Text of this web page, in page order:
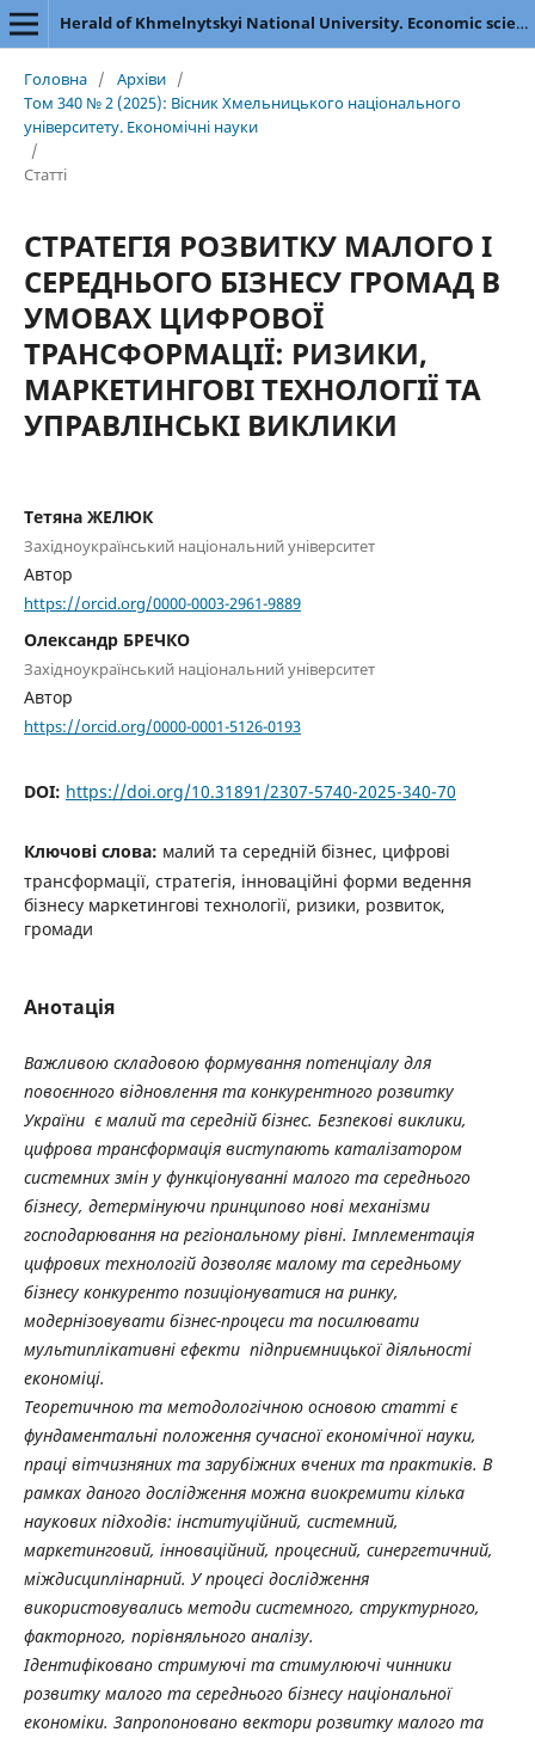
Herald of Khmelnytskyi National University. Economic sciences
Головна / Архіви /
Том 340 № 2 (2025): Вісник Хмельницького національного
університету. Економічні науки
/
Статті
СТРАТЕГІЯ РОЗВИТКУ МАЛОГО І
СЕРЕДНЬОГО БІЗНЕСУ ГРОМАД В
УМОВАХ ЦИФРОВОЇ
ТРАНСФОРМАЦІЇ: РИЗИКИ,
МАРКЕТИНГОВІ ТЕХНОЛОГІЇ ТА
УПРАВЛІНСЬКІ ВИКЛИКИ
Тетяна ЖЕЛЮК
Західноукраїнський національний університет
Автор
https://orcid.org/0000-0003-2961-9889
Олександр БРЕЧКО
Західноукраїнський національний університет
Автор
https://orcid.org/0000-0001-5126-0193
DOI: https://doi.org/10.31891/2307-5740-2025-340-70
Ключові слова: малий та середній бізнес, цифрові
трансформації, стратегія, інноваційні форми ведення
бізнесу маркетингові технології, ризики, розвиток,
громади
Анотація
Важливою складовою формування потенціалу для
повоєнного відновлення та конкурентного розвитку
України є малий та середній бізнес. Безпекові виклики,
цифрова трансформація виступають каталізатором
системних змін у функціонуванні малого та середнього
бізнесу, детермінуючи принципово нові механізми
господарювання на регіональному рівні. Імплементація
цифрових технологій дозволяє малому та середньому
бізнесу конкуренто позиціонуватися на ринку,
модернізовувати бізнес-процеси та посилювати
мультиплікативні ефекти підприємницької діяльності
економіці.
Теоретичною та методологічною основою статті є
фундаментальні положення сучасної економічної науки,
праці вітчизняних та зарубіжних вчених та практиків. В
рамках даного дослідження можна виокремити кілька
наукових підходів: інституційний, системний,
маркетинговий, інноваційний, процесний, синергетичний,
міждисциплінарний. У процесі дослідження
використовувались методи системного, структурного,
факторного, порівняльного аналізу.
Ідентифіковано стримуючі та стимулюючі чинники
розвитку малого та середнього бізнесу національної
економіки. Запропоновано вектори розвитку малого та